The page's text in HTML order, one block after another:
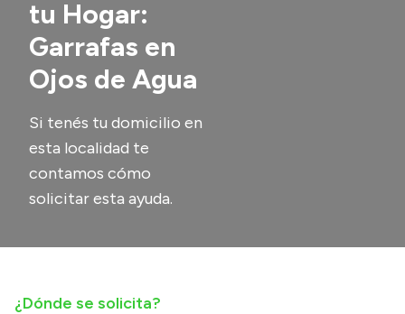
Presupuesto
Boletín Oficial
Compras y licitaciones
Consulta de expedientes
Consulta de pago a proveedores
Convocatorias
Intranet
tu Hogar:
Garrafas en
Ojos de Agua
Si tenés tu domicilio en
esta localidad te
contamos cómo
solicitar esta ayuda.
¿Dónde se solicita?